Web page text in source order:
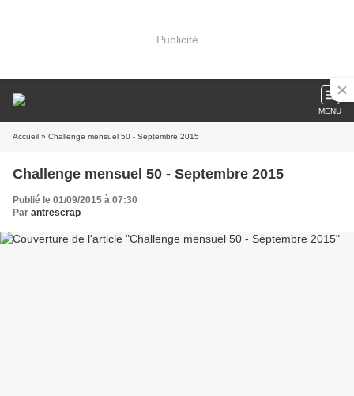
Publicité
MENU
Accueil » Challenge mensuel 50 - Septembre 2015
Challenge mensuel 50 - Septembre 2015
Publié le 01/09/2015 à 07:30
Par antrescrap